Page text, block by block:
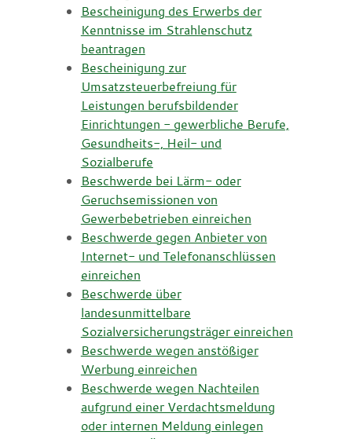
Bescheinigung des Erwerbs der
Kenntnisse im Strahlenschutz
beantragen
Bescheinigung zur
Umsatzsteuerbefreiung für
Leistungen berufsbildender
Einrichtungen - gewerbliche Berufe,
Gesundheits-, Heil- und
Sozialberufe
Beschwerde bei Lärm- oder
Geruchsemissionen von
Gewerbebetrieben einreichen
Beschwerde gegen Anbieter von
Internet- und Telefonanschlüssen
einreichen
Beschwerde über
landesunmittelbare
Sozialversicherungsträger einreichen
Beschwerde wegen anstößiger
Werbung einreichen
Beschwerde wegen Nachteilen
aufgrund einer Verdachtsmeldung
oder internen Meldung einlegen